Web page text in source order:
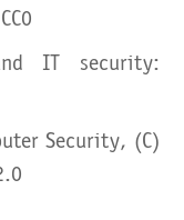
IT security:
Security, (C)